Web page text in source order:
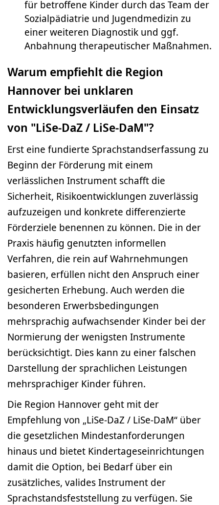
für betroffene Kinder durch das Team der
Sozialpädiatrie und Jugendmedizin zu
einer weiteren Diagnostik und ggf.
Anbahnung therapeutischer Maßnahmen.
Warum empfiehlt die Region
Hannover bei unklaren
Entwicklungsverläufen den Einsatz
von "LiSe-DaZ / LiSe-DaM"?
Erst eine fundierte Sprachstandserfassung zu
Beginn der Förderung mit einem
verlässlichen Instrument schafft die
Sicherheit, Risikoentwicklungen zuverlässig
aufzuzeigen und konkrete differenzierte
Förderziele benennen zu können. Die in der
Praxis häufig genutzten informellen
Verfahren, die rein auf Wahrnehmungen
basieren, erfüllen nicht den Anspruch einer
gesicherten Erhebung. Auch werden die
besonderen Erwerbsbedingungen
mehrsprachig aufwachsender Kinder bei der
Normierung der wenigsten Instrumente
berücksichtigt. Dies kann zu einer falschen
Darstellung der sprachlichen Leistungen
mehrsprachiger Kinder führen.
Die Region Hannover geht mit der
Empfehlung von „LiSe-DaZ / LiSe-DaM“ über
die gesetzlichen Mindestanforderungen
hinaus und bietet Kindertageseinrichtungen
damit die Option, bei Bedarf über ein
zusätzliches, valides Instrument der
Sprachstandsfeststellung zu verfügen. Sie